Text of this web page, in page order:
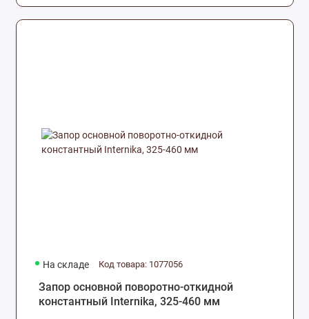
На складе Код товара: 1077056
Запор основной поворотно-откидной
константный Internika, 325-460 мм